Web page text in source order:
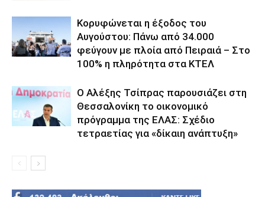
Κορυφώνεται η έξοδος του
Αυγούστου: Πάνω από 34.000
φεύγουν με πλοία από Πειραιά – Στο
100% η πληρότητα στα ΚΤΕΛ
Ο Αλέξης Τσίπρας παρουσιάζει στη
Θεσσαλονίκη το οικονομικό
πρόγραμμα της ΕΛΑΣ: Σχέδιο
τετραετίας για «δίκαιη ανάπτυξη»